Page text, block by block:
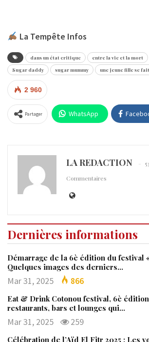
La Tempête Infos
dans un état critique entre la vie et la mort
Sugar daddy
sugar mummy une jeune fille se
2 960
Partager WhatsApp
LA REDACTION
Commentaires
Dernières informations
Démarrage de la 6è édition du festival
Quelques images des derniers…
Mar 31, 2025 866
Eat & Drink Cotonou festival, 6è
restaurants, bars et lounges qui…
Mar 31, 2025 259
Célébration de l’Aïd El Fitr 2025 : Les